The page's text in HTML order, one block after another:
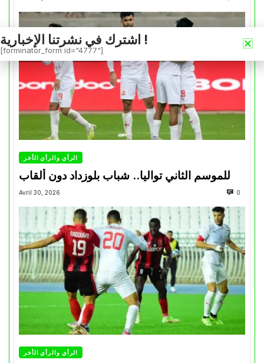
الرأي والرأي الأخر
للموسم الثاني تواليا.. شباب بلوزداد دون ألقاب
Avril 30, 2026 0
الرأي والرأي الأخر
اشترك في نشرتنا الإخبارية !
[forminator_form id="4777"]